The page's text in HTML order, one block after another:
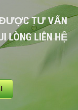
ĐƯỢC TƯ VẤN
LÒNG LIÊN HỆ